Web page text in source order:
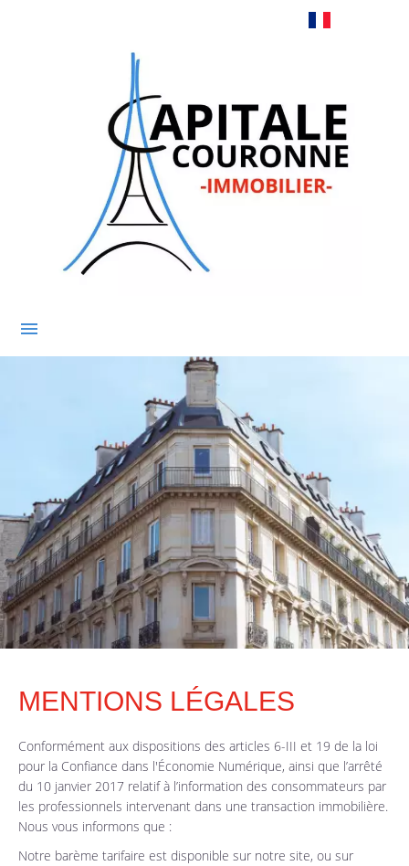
MENTIONS LÉGALES
Conformément aux dispositions des articles 6-III et 19 de la loi
pour la Confiance dans l'Économie Numérique, ainsi que l’arrêté
du 10 janvier 2017 relatif à l’information des consommateurs par
les professionnels intervenant dans une transaction immobilière.
Nous vous informons que :
Notre barème tarifaire est disponible sur notre site, ou sur